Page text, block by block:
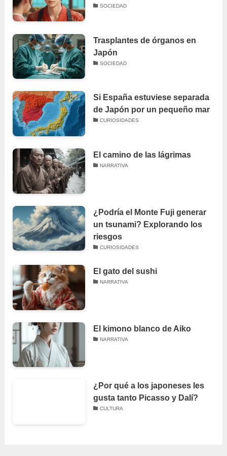
SOCIEDAD
Trasplantes de órganos en
Japón
SOCIEDAD
Si España estuviese separada
de Japón por un pequeño mar
CURIOSIDADES
El camino de las lágrimas
NARRATIVA
¿Podría el Monte Fuji generar
un tsunami? Explorando los
riesgos
CURIOSIDADES
El gato del sushi
NARRATIVA
El kimono blanco de Aiko
NARRATIVA
¿Por qué a los japoneses les
gusta tanto Picasso y Dalí?
CULTURA